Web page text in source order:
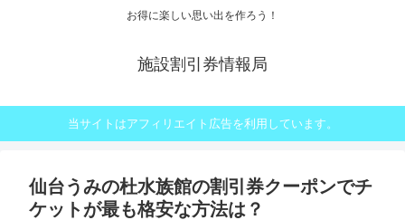
お得に楽しい思い出を作ろう！
施設割引券情報局
当サイトはアフィリエイト広告を利用しています。
仙台うみの杜水族館の割引券クーポンでチ
ケットが最も格安な方法は？